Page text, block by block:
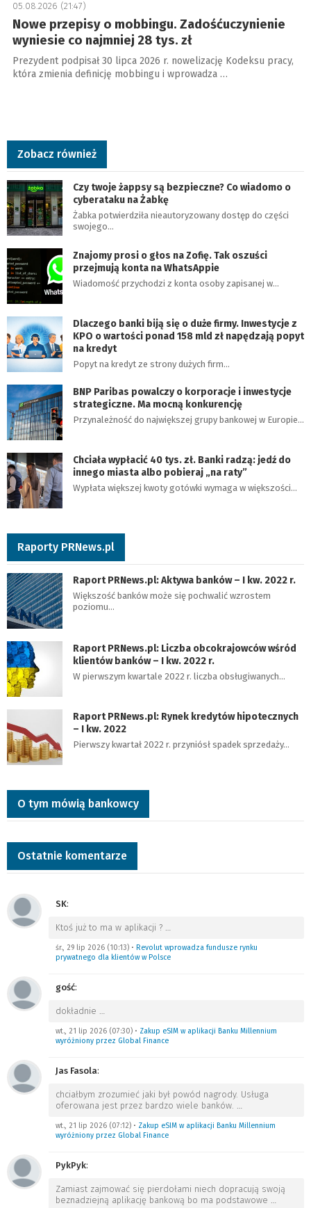
05.08.2026 (21:47)
Nowe przepisy o mobbingu. Zadośćuczynienie
wyniesie co najmniej 28 tys. zł
Prezydent podpisał 30 lipca 2026 r. nowelizację Kodeksu pracy,
która zmienia definicję mobbingu i wprowadza …
Zobacz również
Czy twoje żappsy są bezpieczne? Co wiadomo o
cyberataku na Żabkę
Żabka potwierdziła nieautoryzowany dostęp do części
swojego…
Znajomy prosi o głos na Zofię. Tak oszuści
przejmują konta na WhatsAppie
Wiadomość przychodzi z konta osoby zapisanej w…
Dlaczego banki biją się o duże firmy. Inwestycje z
KPO o wartości ponad 158 mld zł napędzają popyt
na kredyt
Popyt na kredyt ze strony dużych firm…
BNP Paribas powalczy o korporacje i inwestycje
strategiczne. Ma mocną konkurencję
Przynależność do największej grupy bankowej w Europie…
Chciała wypłacić 40 tys. zł. Banki radzą: jedź do
innego miasta albo pobieraj „na raty”
Wypłata większej kwoty gotówki wymaga w większości…
Raporty PRNews.pl
Raport PRNews.pl: Aktywa banków – I kw. 2022 r.
Większość banków może się pochwalić wzrostem
poziomu…
Raport PRNews.pl: Liczba obcokrajowców wśród
klientów banków – I kw. 2022 r.
W pierwszym kwartale 2022 r. liczba obsługiwanych…
Raport PRNews.pl: Rynek kredytów hipotecznych
– I kw. 2022
Pierwszy kwartał 2022 r. przyniósł spadek sprzedaży…
O tym mówią bankowcy
Ostatnie komentarze
SK:
Ktoś już to ma w aplikacji ? …
śr., 29 lip 2026 (10:13) • Revolut wprowadza fundusze rynku
prywatnego dla klientów w Polsce
gość:
dokładnie …
wt., 21 lip 2026 (07:30) • Zakup eSIM w aplikacji Banku Millennium
wyróżniony przez Global Finance
Jas Fasola:
chciałbym zrozumieć jaki był powód nagrody. Usługa
oferowana jest przez bardzo wiele banków. …
wt., 21 lip 2026 (07:12) • Zakup eSIM w aplikacji Banku Millennium
wyróżniony przez Global Finance
PykPyk:
Zamiast zajmować się pierdołami niech dopracują swoją
beznadziejną aplikację bankową bo ma podstawowe …